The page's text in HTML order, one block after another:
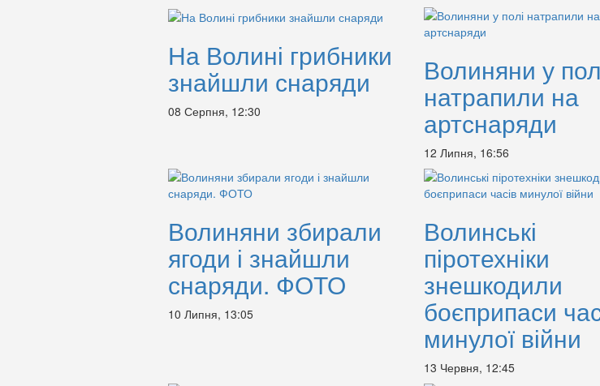
На Волині грибники
знайшли снаряди
08 Серпня, 12:30
Волиняни у
натрапили на
артснаряди
12 Липня, 16:56
Волиняни збирали
ягоди і знайшли
снаряди. ФОТО
10 Липня, 13:05
Волинські
піротехніки
знешкодили
боєприпаси
минулої війни
13 Червня, 12:45